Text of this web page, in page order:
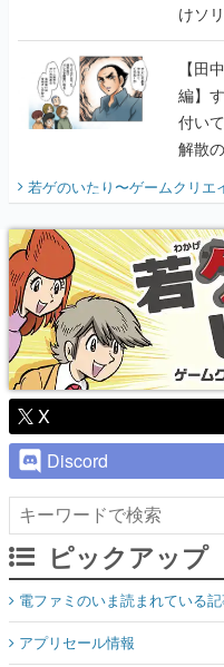
けソ
に行
【田
編】
付い
解散
『少
り】
若ゲのいたり〜ゲームクリエ
X
Discord
ピックアップ
電ファミのいま読まれている
アプリセール情報